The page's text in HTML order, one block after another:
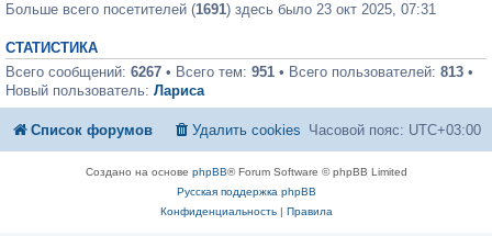
Больше всего посетителей (1691) здесь было 23 окт 2025, 07:31
СТАТИСТИКА
Всего сообщений: 6267 • Всего тем: 951 • Всего пользователей: 813 •
Новый пользователь: Лариса
Список форумов Часовой пояс: UTC+03:00
Удалить cookies
Создано на основе phpBB® Forum Software © phpBB Limited
Русская поддержка phpBB
Конфиденциальность| Правила